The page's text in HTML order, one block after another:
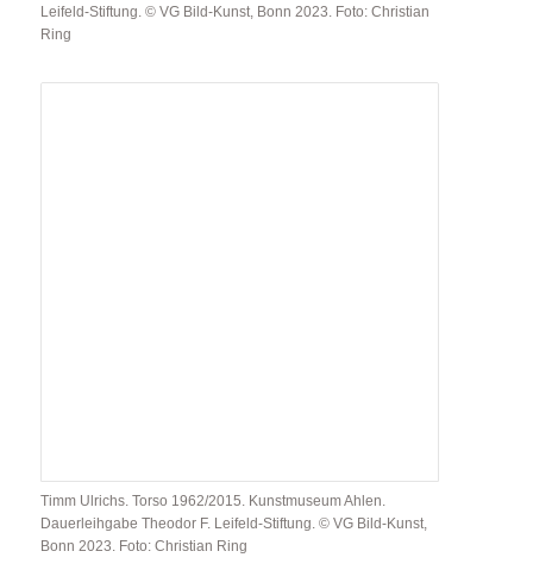
Leifeld-Stiftung. © VG Bild-Kunst, Bonn 2023. Foto: Christian
Ring
Timm Ulrichs. Torso 1962/2015. Kunstmuseum Ahlen.
Dauerleihgabe Theodor F. Leifeld-Stiftung. © VG Bild-Kunst,
Bonn 2023. Foto: Christian Ring